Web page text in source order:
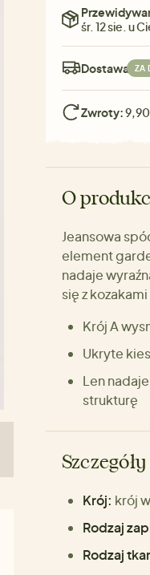
śr. 12 sie. u
Dostawa: ZA
Zwroty:9,90
O
Jeansowa
element
nadaje
się z kozakami
Krój A
Ukryte
Len
strukturę
Krój: krój
Rodzaj
Rodzaj